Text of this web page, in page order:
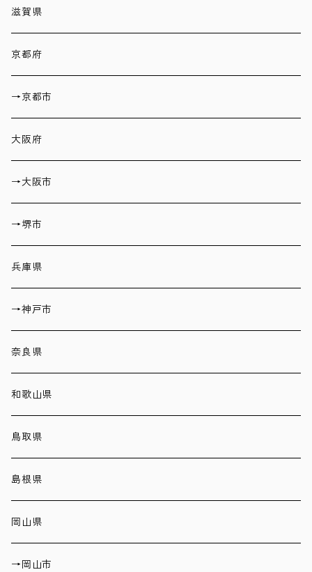
滋賀県
京都府
→京都市
大阪府
→大阪市
→堺市
兵庫県
→神戸市
奈良県
和歌山県
鳥取県
島根県
岡山県
→岡山市